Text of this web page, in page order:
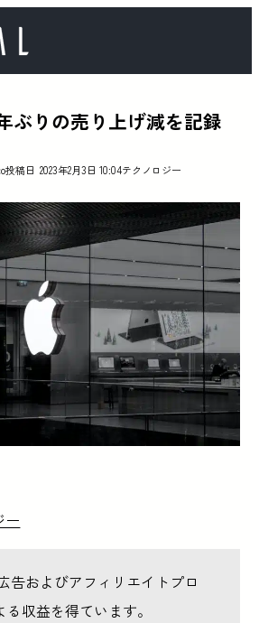
ぶりの売り上げ減を記録
投稿日 2023年2月3日 10:04テクノロジー
ー
告およびアフィリエイトプロ
る収益を得ています。